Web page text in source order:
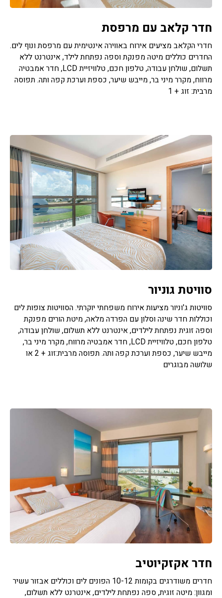
חדר קלאב עם מרפסת
חדרי הקלאב מציעים אירוח באווירה אינטימית עם מרפסת ונוף לים.
החדרים כוללים מיטה מפנקת וספה נפתחת לילד, אינטרנט ללא
תשלום, שולחן עבודה, טלפון חכם, טלוויזיית LCD, חדר אמבטיה
מרווח, מקרר מיני בר, מייבש שיער, כספת וערכת קפה ותה. תפוסה
מרבית: זוג + 1
סוויטת גוניור
סוויטות ג'וניור מציעות אירוח משפחתי יוקרתי. הסוויטות צופות לים
וכוללות חדר שינה וסלון עם הפרדה מלאה, מיטת הורים מפנקת
וספה זוגית נפתחת לילדים, אינטרנט ללא תשלום, שולחן עבודה,
טלפון חכם, טלוויזיית LCD, חדר אמבטיה מרווח, מקרר מיני בר,
מייבש שיער, כספת וערכת קפה ותה. תפוסה מרבית:זוג + 2 או
שלושה מבוגרים
חדר אקזקיוטיב
חדרים משודרגים בקומות 10-12 הפונים לים וכוללים אבזור עשיר
ומגוון: מיטה זוגית, ספה נפתחת לילדים, אינטרנט ללא תשלום,